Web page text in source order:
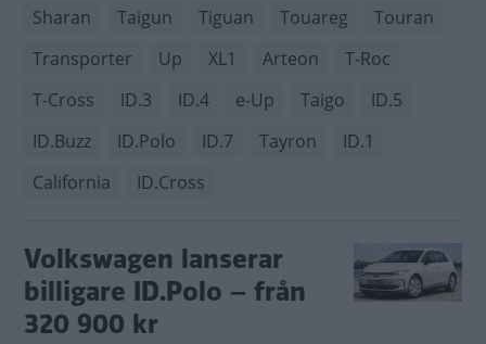
Sharan
Taigun Tiguan Touareg
Touran
Transporter
Up XL1 Arteon
T-Roc
T-Cross
ID.3 ID.4 e-Up Taigo
ID.5
ID.Buzz
ID.Polo ID.7 Tayron
ID.1
California
ID.Cross
Volkswagen lanserar
billigare ID.Polo – från
320 900 kr